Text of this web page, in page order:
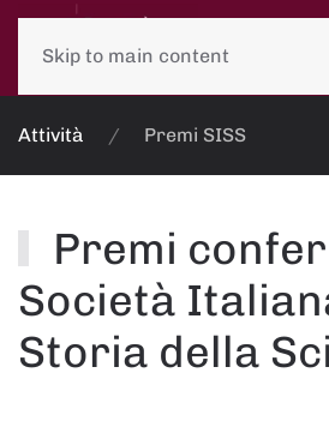
Skip to main content
Attività Premi SISS
Premi
Società
Storia della